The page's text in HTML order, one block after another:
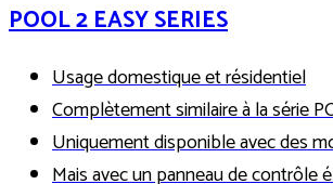
POOL 2 EASY SERIES
Usage domestique et résidentiel
Complètement similaire à la série
Uniquement disponible avec des
Mais avec un panneau de contrôle